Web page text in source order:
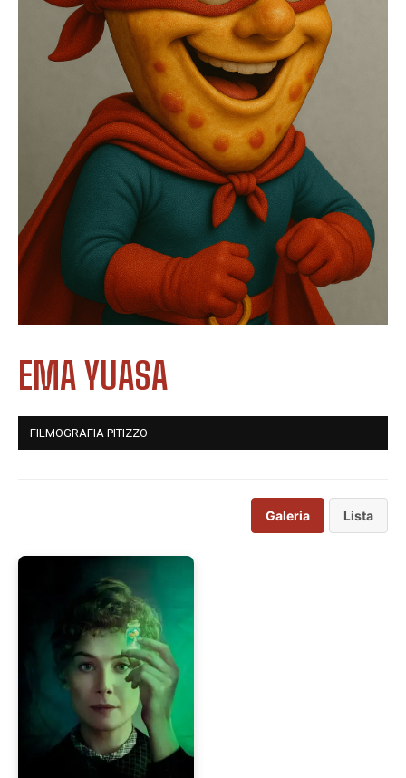
EMA YUASA
FILMOGRAFIA PITIZZO
Galeria Lista